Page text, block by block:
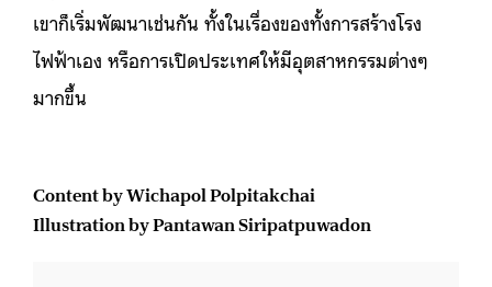
เขาก็เริ่มพัฒนาเช่นกัน ทั้งในเรื่องของทั้งการสร้างโรง
ไฟฟ้าเอง หรือการเปิดประเทศให้มีอุตสาหกรรมต่างๆ
มากขึ้น
Content by Wichapol Polpitakchai
Illustration by Pantawan Siripatpuwadon